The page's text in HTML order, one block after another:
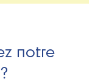
notre